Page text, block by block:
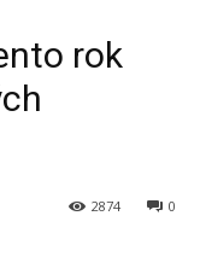
rok
0
2874